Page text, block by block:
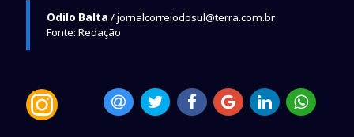
Odilo Balta / jornalcorreiodosul@terra.com.br
Fonte: Redação